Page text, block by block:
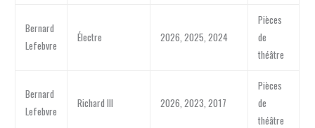
Bernard
Lefebvre
Électre 2026, 2025, 2024
Pièces
de
théâtre
Bernard
Lefebvre
Richard III 2026, 2023, 2017
Pièces
de
théâtre